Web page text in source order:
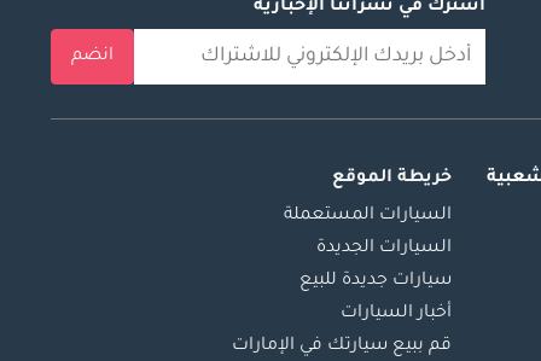
اشترك في نشراتنا الإخبارية
انضم
خريطة الموقع
السيارات المستعملة
السيارات الجديدة
سيارات جديدة للبيع
أخبار السيارات
قم ببيع سيارتك في الإمارات